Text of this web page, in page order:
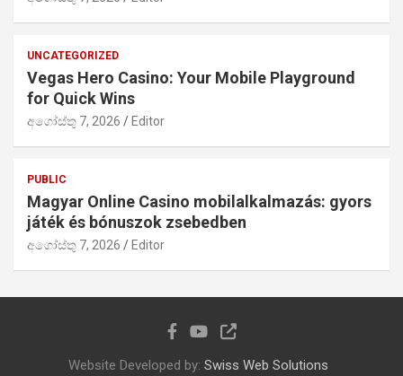
UNCATEGORIZED
Vegas Hero Casino: Your Mobile Playground
for Quick Wins
අගෝස්තු 7, 2026 Editor
PUBLIC
Magyar Online Casino mobilalkalmazás: gyors
játék és bónuszok zsebedben
අගෝස්තු 7, 2026 Editor
Website Developed by: Swiss Web Solutions